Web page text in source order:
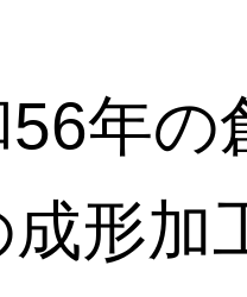
56年の
成形加